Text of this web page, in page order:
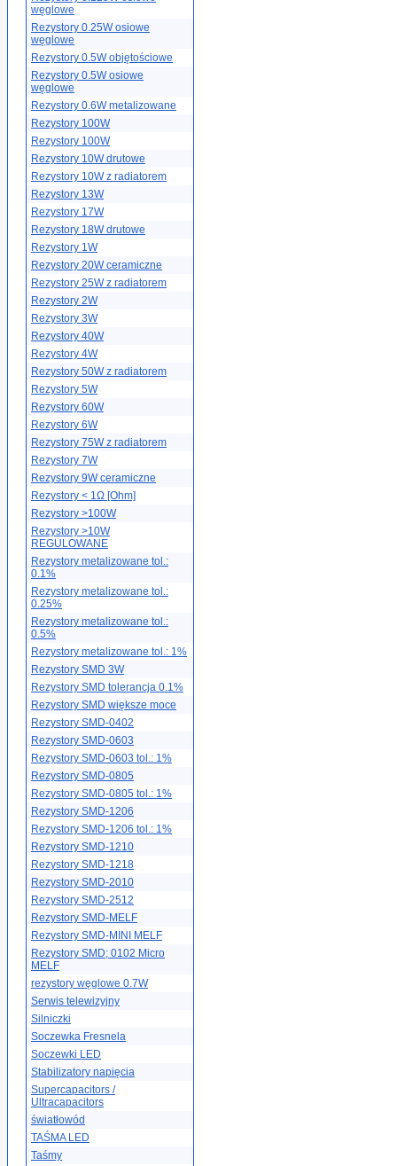
węglowe
Rezystory 0.25W osiowe
węglowe
Rezystory 0.5W objętościowe
Rezystory 0.5W osiowe
węglowe
Rezystory 0.6W metalizowane
Rezystory 100W
Rezystory 100W
Rezystory 10W drutowe
Rezystory 10W z radiatorem
Rezystory 13W
Rezystory 17W
Rezystory 18W drutowe
Rezystory 1W
Rezystory 20W ceramiczne
Rezystory 25W z radiatorem
Rezystory 2W
Rezystory 3W
Rezystory 40W
Rezystory 4W
Rezystory 50W z radiatorem
Rezystory 5W
Rezystory 60W
Rezystory 6W
Rezystory 75W z radiatorem
Rezystory 7W
Rezystory 9W ceramiczne
Rezystory < 1Ω [Ohm]
Rezystory >100W
Rezystory >10W
REGULOWANE
Rezystory metalizowane tol.:
0.1%
Rezystory metalizowane tol.:
0.25%
Rezystory metalizowane tol.:
0.5%
Rezystory metalizowane tol.: 1%
Rezystory SMD 3W
Rezystory SMD tolerancja 0.1%
Rezystory SMD większe moce
Rezystory SMD-0402
Rezystory SMD-0603
Rezystory SMD-0603 tol.: 1%
Rezystory SMD-0805
Rezystory SMD-0805 tol.: 1%
Rezystory SMD-1206
Rezystory SMD-1206 tol.: 1%
Rezystory SMD-1210
Rezystory SMD-1218
Rezystory SMD-2010
Rezystory SMD-2512
Rezystory SMD-MELF
Rezystory SMD-MINI MELF
Rezystory SMD; 0102 Micro
MELF
rezystory węglowe 0.7W
Serwis telewizyjny
Silniczki
Soczewka Fresnela
Soczewki LED
Stabilizatory napięcia
Supercapacitors /
Ultracapacitors
światłowód
TAŚMA LED
Taśmy